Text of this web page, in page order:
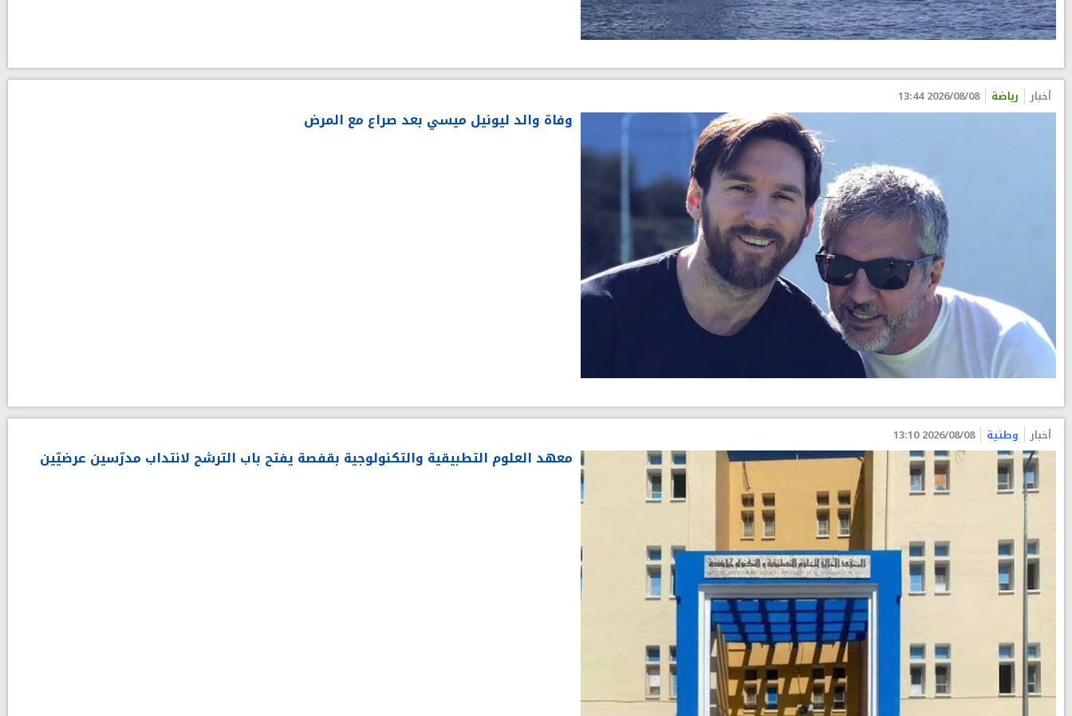
أخبار رياضة 2026/08/08 13:44
وفاة والد ليونيل ميسي بعد صراع مع المرض
أخبار وطنية 2026/08/08 13:10
معهد العلوم التطبيقية والتكنولوجية بقفصة يفتح باب الترشح لانتداب مدرّسين عرضيّين